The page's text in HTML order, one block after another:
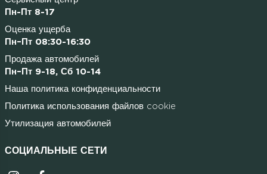
Пн-Пт 8-17
Оценка ущерба
Пн–Пт 08:30-16:30
Продажа автомобилей
Пн–Пт 9-18, Сб 10-14
Наша политика конфиденциальности
Политика использования файлов cookie
Утилизация автомобилей
СОЦИАЛЬНЫЕ СЕТИ